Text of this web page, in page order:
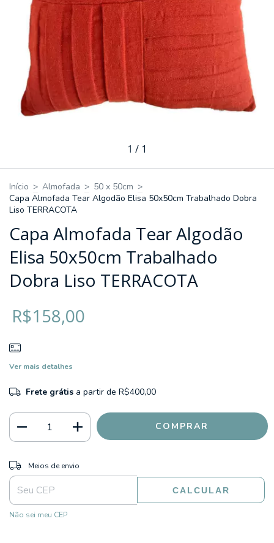
1 / 1
Início > Almofada > 50 x 50cm >
Capa Almofada Tear Algodão Elisa 50x50cm Trabalhado Dobra
Liso TERRACOTA
Capa Almofada Tear Algodão
Elisa 50x50cm Trabalhado
Dobra Liso TERRACOTA
R$158,00
Ver mais detalhes
Frete grátis a partir de R$400,00
Entregas para o CEP:
Meios de envio
CALCULAR
Não sei meu CEP